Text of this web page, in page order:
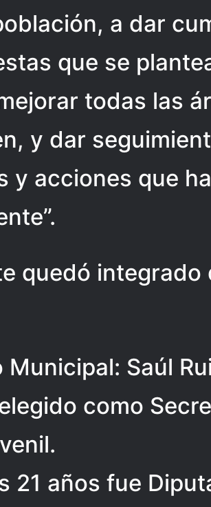
a dar
que se
todas las
y dar
y acciones que
quedó integrado
Municipal: Saúl
como
21 años fue